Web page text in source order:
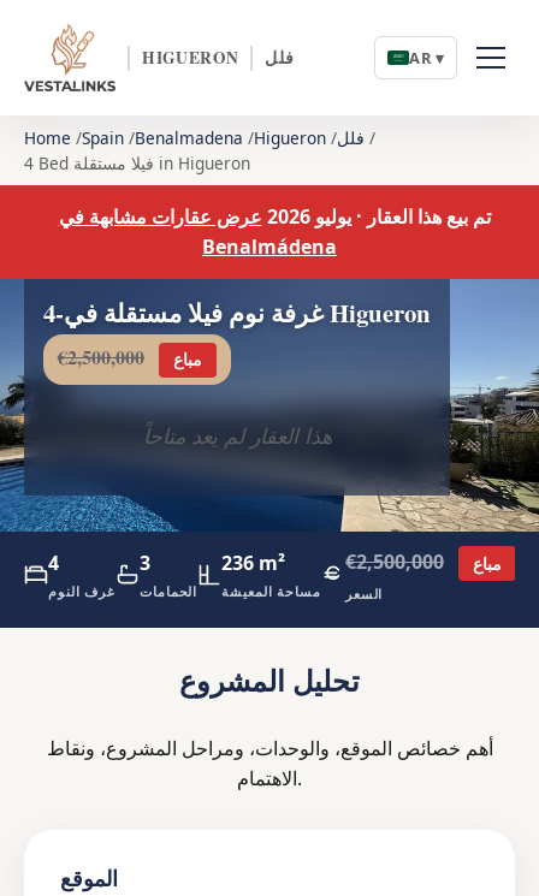
HIGUERON فلل AR ▾
Home Spain Benalmadena Higueron فلل
4 Bed فيلا مستقلة in Higueron
تم بيع هذا العقار · يوليو 2026
عرض عقارات مشابهة في
Benalmádena
4-غرفة نوم فيلا مستقلة في Higueron
€2,500,000 مباع
هذا العقار لم يعد متاحاً
4
غرف النوم
3
الحمامات
236 m²
مساحة المعيشة
€2,500,000 مباع
السعر
تحليل المشروع
أهم خصائص الموقع، والوحدات، ومراحل المشروع، ونقاط
الاهتمام.
الموقع